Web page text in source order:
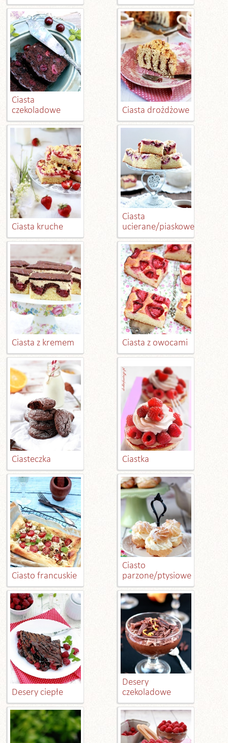
Ciasta
czekoladowe
Ciasta drożdżowe
Ciasta kruche
Ciasta
ucierane/piaskowe
Ciasta z kremem Ciasta z owocami
Ciasteczka Ciastka
Ciasto francuskie
Ciasto
parzone/ptysiowe
Desery ciepłe
Desery
czekoladowe